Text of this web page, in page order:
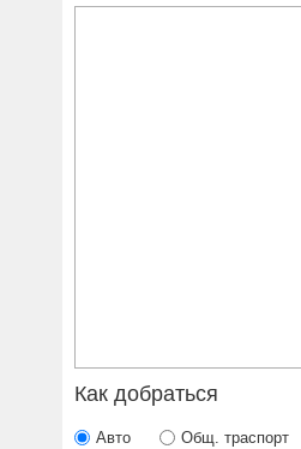
Как добраться
Авто Общ. траспорт